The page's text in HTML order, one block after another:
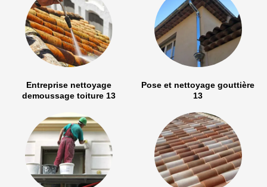
Entreprise nettoyage
demoussage toiture 13
Pose et nettoyage gouttière
13